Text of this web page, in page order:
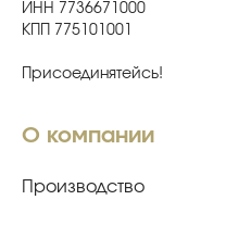
ИНН 7736671000
КПП 775101001
Присоединятейсь!
О компании
Производство